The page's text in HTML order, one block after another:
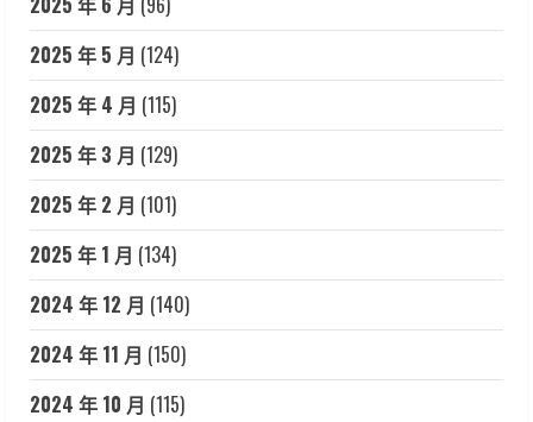
2025 年 5 月 (124)
2025 年 4 月 (115)
2025 年 3 月 (129)
2025 年 2 月 (101)
2025 年 1 月 (134)
2024 年 12 月 (140)
2024 年 11 月 (150)
2024 年 10 月 (115)